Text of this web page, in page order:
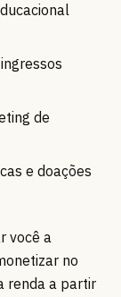
de
e doações
você a
no
renda a partir